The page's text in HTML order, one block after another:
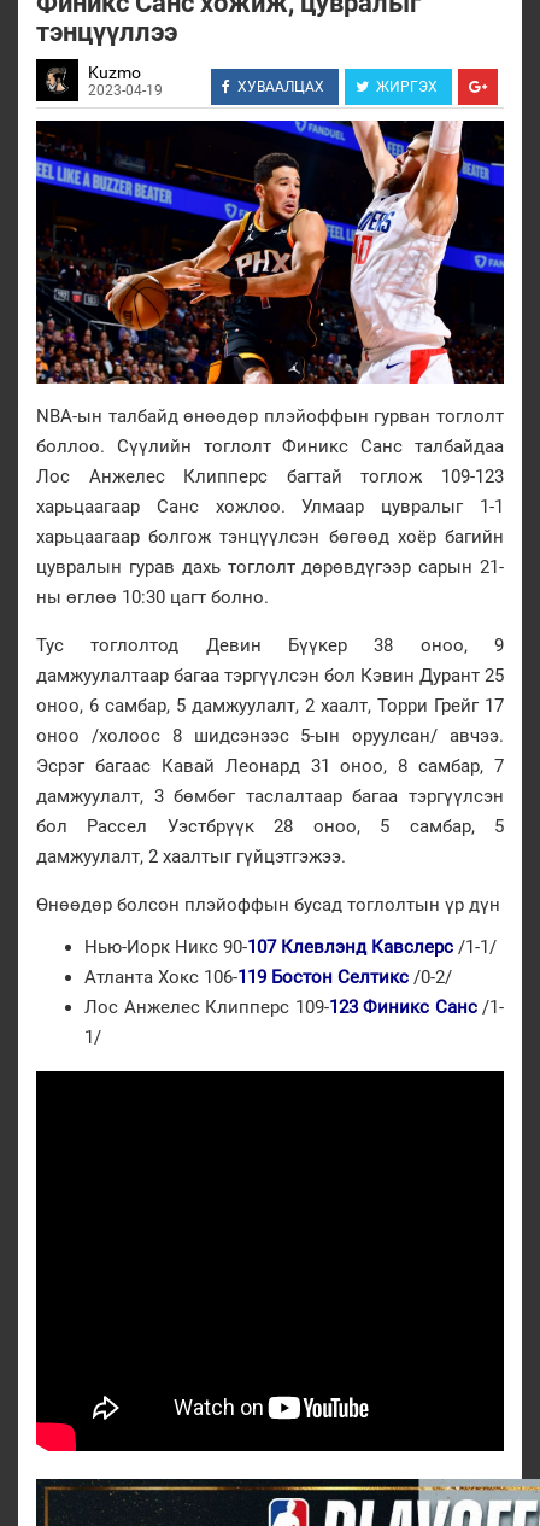
тэнцүүллээ
Kuzmo
2023-04-19 ХУВААЛЦАХ ЖИРГЭХ
NBA-ын талбайд өнөөдөр плэйоффын гурван тоглолт
боллоо. Сүүлийн тоглолт Финикс Санс талбайдаа
Лос Анжелес Клипперс багтай тоглож 109-123
харьцаагаар Санс хожлоо. Улмаар цувралыг 1-1
харьцаагаар болгож тэнцүүлсэн бөгөөд хоёр багийн
цувралын гурав дахь тоглолт дөрөвдүгээр сарын 21-
ны өглөө 10:30 цагт болно.
Тус тоглолтод Девин Бүүкер 38 оноо, 9
дамжуулалтаар багаа тэргүүлсэн бол Кэвин Дурант 25
оноо, 6 самбар, 5 дамжуулалт, 2 хаалт, Торри Грейг 17
оноо /холоос 8 шидсэнээс 5-ын оруулсан/ авчээ.
Эсрэг багаас Кавай Леонард 31 оноо, 8 самбар, 7
дамжуулалт, 3 бөмбөг таслалтаар багаа тэргүүлсэн
бол Рассел Уэстбрүүк 28 оноо, 5 самбар, 5
дамжуулалт, 2 хаалтыг гүйцэтгэжээ.
Өнөөдөр болсон плэйоффын бусад тоглолтын үр дүн
Нью-Иорк Никс 90-107 Клевлэнд Кавслерс /1-1/
Атланта Хокс 106-119 Бостон Селтикс /0-2/
Лос Анжелес Клипперс 109-123 Финикс Санс /1-
1/